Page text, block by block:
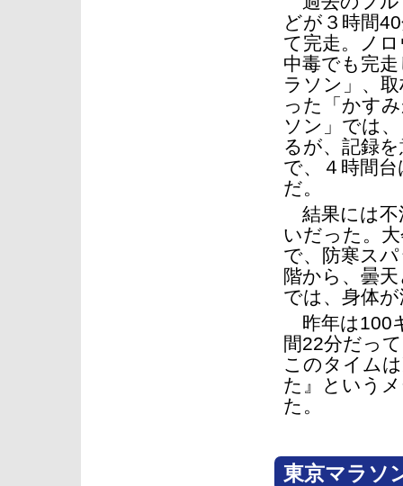
どが３時間
て完走。ノ
中毒でも完
ラソン」、
った「かす
ソン」では
るが、記録
で、４時間
だ。
結果には不
いだった。
で、防寒ス
階から、曇
では、身体
昨年は100
間22分だっ
このタイム
た』という
た。
東京マラソ